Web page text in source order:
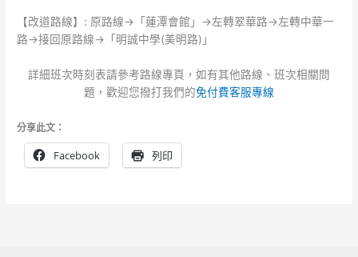
【改道路線】: 原路線→「蓮潭會館」→左轉翠華路→左轉中華一
路→接回原路線→「明誠中學(美明路)」
詳細班次時刻表請參考路線專頁，如有其他路線、班次相關問
題，歡迎您撥打我們的免付費客服專線
分享此文：
Facebook 列印